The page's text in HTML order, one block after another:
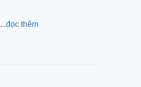
..đọc thêm